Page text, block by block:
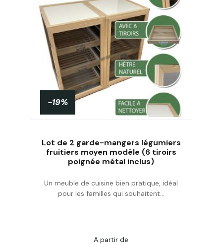
-19%
Lot de 2 garde-mangers légumiers
fruitiers moyen modèle (6 tiroirs
poignée métal inclus)
Un meuble de cuisine bien pratique, idéal
pour les familles qui souhaitent...
A partir de